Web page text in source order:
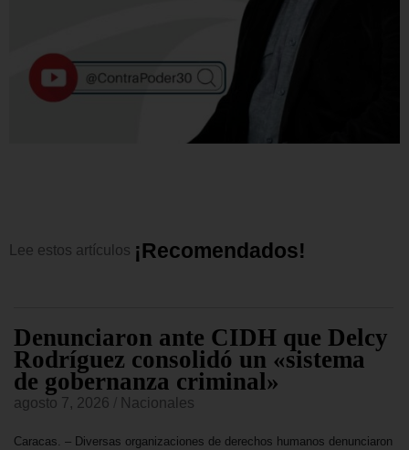
Lee estos artículos ¡Recomendados!
Denunciaron ante CIDH que Delcy
Rodríguez consolidó un «sistema
de gobernanza criminal»
agosto 7, 2026 Nacionales
Caracas. – Diversas organizaciones de derechos humanos denunciaron